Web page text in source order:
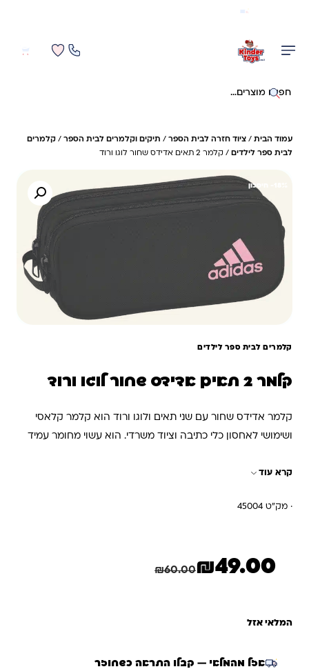
חיפוש באתר
עמוד הבית / ציוד חזרה לבית הספר / תיקים וקלמרים לבית הספר / קלמרים
לבית ספר לילדים / קלמר 2 תאים אדידס שחור לוגו ורוד
קלמרים לבית ספר לילדים
קלמר 2 תאים אדידס שחור לוגו ורוד
קלמר אדידס שחור עם שני תאים ולוגו ורוד הוא קלמר קלאסי
ושימושי לאחסון כלי כתיבה וציוד משרדי. הוא עשוי מחומר עמיד
של אדידס מוסיף טאץ' ספורטיבי ומסוגנן. הקלמר מתאים
קרא עוד
· מק"ט 45004
₪60.00
המחיר המקורי היה: ₪60.00.
₪49.00
המחיר הנוכחי הוא: ₪49.00.
המלאי אזל
אזל מהמלאי — קבלו התראה כשחוזר